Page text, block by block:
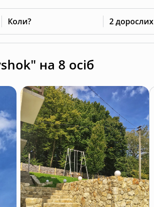
Коли? 2 дорослих
на 8 осіб